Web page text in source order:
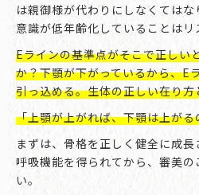
は親御様が代わりにしなくては
意識が低年齢化していることはリ
Eラインの基準点がそこで正しい
か？下顎が下がっているから、E
引っ込める。生体の正しい在り
「上顎が上がれば、下顎は上がる
まずは、骨格を正しく健全に成
呼吸機能を得られてから、審美
い。